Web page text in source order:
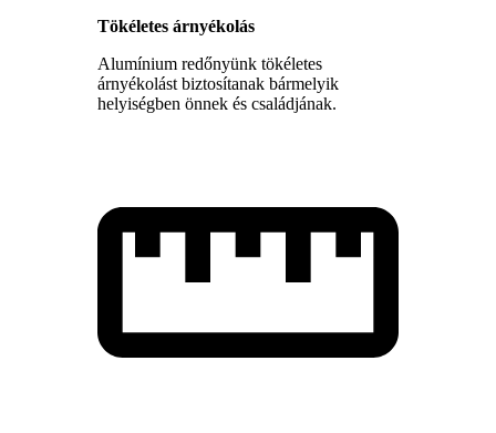
Tökéletes árnyékolás
Alumínium redőnyünk tökéletes
árnyékolást biztosítanak bármelyik
helyiségben önnek és családjának.